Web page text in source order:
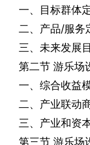
一、目标群体
二、产品/服务
三、未来发展
第二节 游乐场
一、综合收益
二、产业联动
三、产业和资
第三节 游乐场